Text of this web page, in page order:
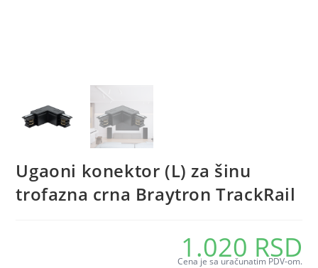
Ugaoni konektor (L) za šinu
trofazna crna Braytron TrackRail
1.020 RSD
Cena je sa uračunatim PDV-om.